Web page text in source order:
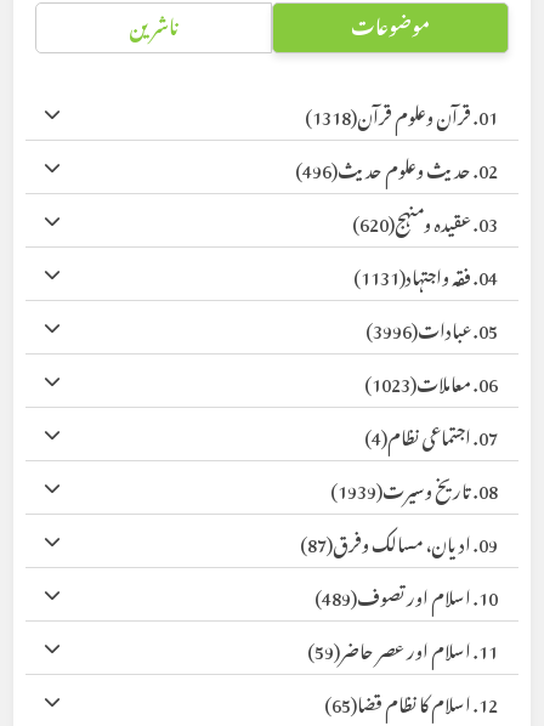
موضوعات ناشرین
01. قرآن وعلوم قرآن
(1318)
02. حدیث وعلوم حدیث
(496)
03. عقیدہ ومنہج
(620)
04. فقہ واجتہاد
(1131)
05. عبادات
(3996)
06. معاملات
(1023)
07. اجتماعی نظام
(4)
08. تاریخ وسیرت
(1939)
09. ادیان، مسالک وفرق
(87)
10. اسلام اور تصوف
(489)
11. اسلام اور عصر حاضر
(59)
12. اسلام کا نظام قضا
(65)